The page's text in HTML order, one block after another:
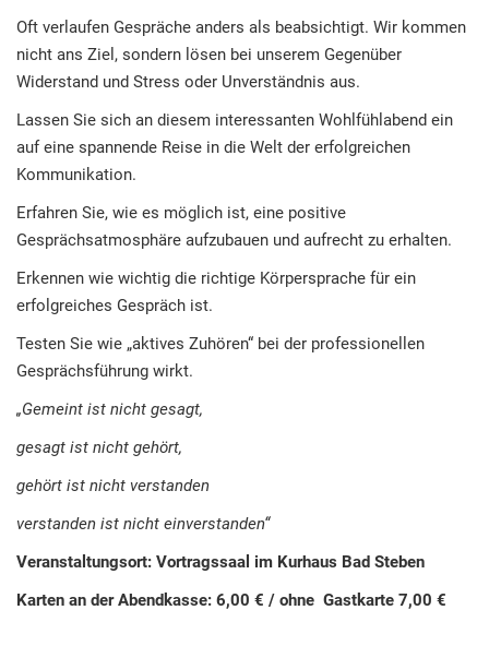
Oft verlaufen Gespräche anders als beabsichtigt. Wir kommen
nicht ans Ziel, sondern lösen bei unserem Gegenüber
Widerstand und Stress oder Unverständnis aus.
Lassen Sie sich an diesem interessanten Wohlfühlabend ein
auf eine spannende Reise in die Welt der erfolgreichen
Kommunikation.
Erfahren Sie, wie es möglich ist, eine positive
Gesprächsatmosphäre aufzubauen und aufrecht zu erhalten.
Erkennen wie wichtig die richtige Körpersprache für ein
erfolgreiches Gespräch ist.
Testen Sie wie „aktives Zuhören“ bei der professionellen
Gesprächsführung wirkt.
„Gemeint ist nicht gesagt,
gesagt ist nicht gehört,
gehört ist nicht verstanden
verstanden ist nicht einverstanden“
Veranstaltungsort: Vortragssaal im Kurhaus Bad Steben
Karten an der Abendkasse: 6,00 € / ohne Gastkarte 7,00 €